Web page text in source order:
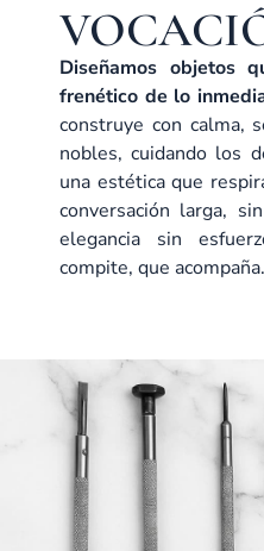
Diseñamos objetos
frenético de lo
construye con calma,
nobles, cuidando los
una estética que
conversación larga,
elegancia sin
compite, que acompaña.